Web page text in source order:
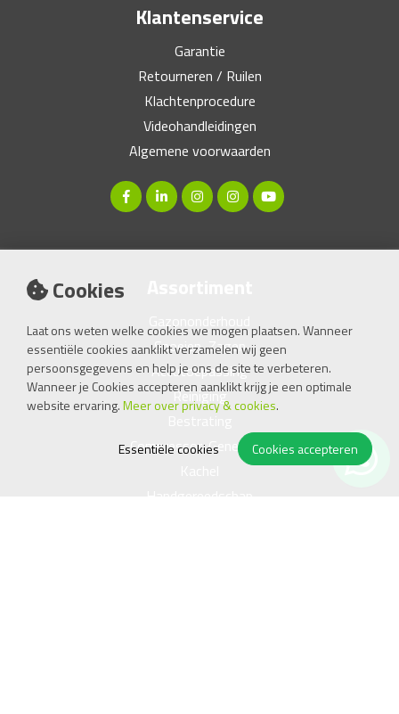
Cookies
Laat ons weten welke cookies we mogen plaatsen. Wanneer
essentiële cookies aanklikt verzamelen wij geen
persoonsgegevens en help je ons de site te verbeteren.
Wanneer je Cookies accepteren aanklikt krijg je een optimale
website ervaring.Meer over privacy & cookies.
Cookies accepteren
Essentiële cookies
Klantenservice
Garantie
Retourneren / Ruilen
Klachtenprocedure
Videohandleidingen
Algemene voorwaarden
Snoeien, Zagen
Accutoepassing
Reiniging
Compressor, Generator